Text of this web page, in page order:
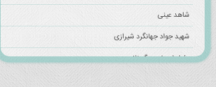
شاهد عینی
شهید جواد جهانگرد شیرازی
رؤیاهای خودبزرگبینانه
بمباران شهرهای کشور توسط عراق